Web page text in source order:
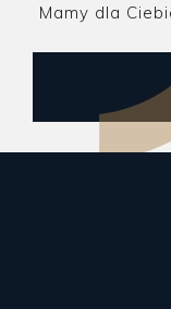
Mamy dla